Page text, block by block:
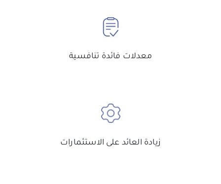
معدلات فائدة تنافسية
زيادة العائد على الاستثمارات